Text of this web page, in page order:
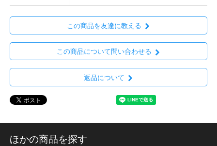
この商品を友達に教える
この商品について問い合わせる
返品について
ほかの商品を探す